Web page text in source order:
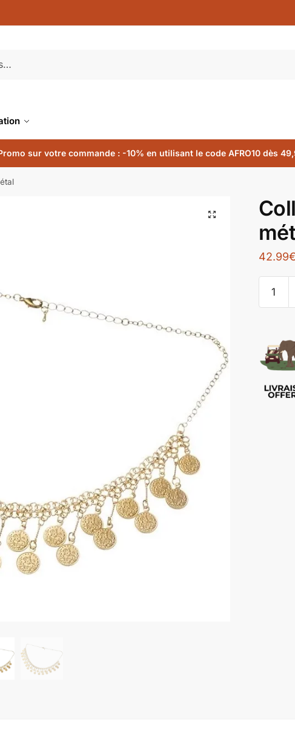
sur votre commande : -10% en utilisant le code AFRO10 dès
🔍
42.99